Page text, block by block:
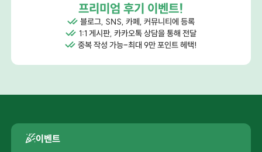
프리미엄 후기 이벤트!
블로그, SNS, 카페, 커뮤니티에 등록
1:1 게시판, 카카오톡 상담을 통해 전달
중복 작성 가능-최대 9만 포인트 헤택!
이벤트